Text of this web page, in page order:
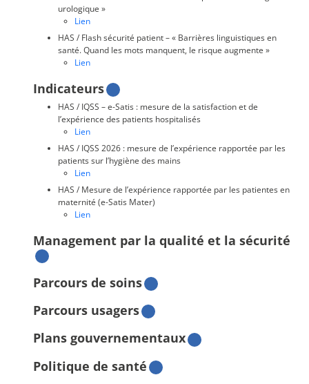
urologique »
Lien
HAS / Flash sécurité patient – « Barrières linguistiques en
santé. Quand les mots manquent, le risque augmente »
Lien
Indicateurs
HAS / IQSS – e-Satis : mesure de la satisfaction et de
l’expérience des patients hospitalisés
Lien
HAS / IQSS 2026 : mesure de l’expérience rapportée par les
patients sur l’hygiène des mains
Lien
HAS / Mesure de l’expérience rapportée par les patientes en
maternité (e-Satis Mater)
Lien
Management par la qualité et la sécurité
Parcours de soins
Parcours usagers
Plans gouvernementaux
Politique de santé